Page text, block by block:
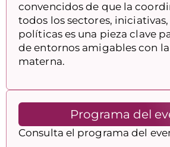
convencidos de que la
todos los sectores,
políticas es una pieza clave
de entornos amigables con
materna.
Programa del
Consulta el programa del